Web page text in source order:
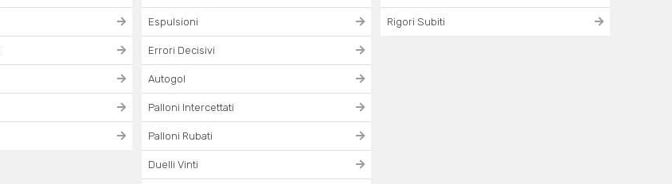
Espulsioni
Errori Decisivi
Autogol
Palloni Intercettati
Palloni Rubati
Duelli Vinti
Rigori Subiti